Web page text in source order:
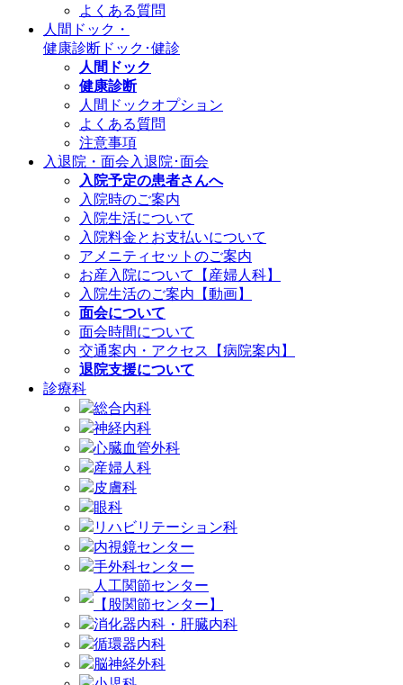
よくある質問
人間ドック・
健康診断 ドック･健診
人間ドック
健康診断
人間ドックオプション
よくある質問
注意事項
入退院・面会 入退院･面会
入院予定の患者さんへ
入院時のご案内
入院生活について
入院料金とお支払いについて
アメニティセットのご案内
お産入院について【産婦人科】
入院生活のご案内【動画】
面会について
面会時間について
交通案内・アクセス【病院案内】
退院支援について
診療科
総合内科
神経内科
心臓血管外科
産婦人科
皮膚科
眼科
リハビリテーション科
内視鏡センター
手外科センター
人工関節センター
【股関節センター】
消化器内科・肝臓内科
循環器内科
脳神経外科